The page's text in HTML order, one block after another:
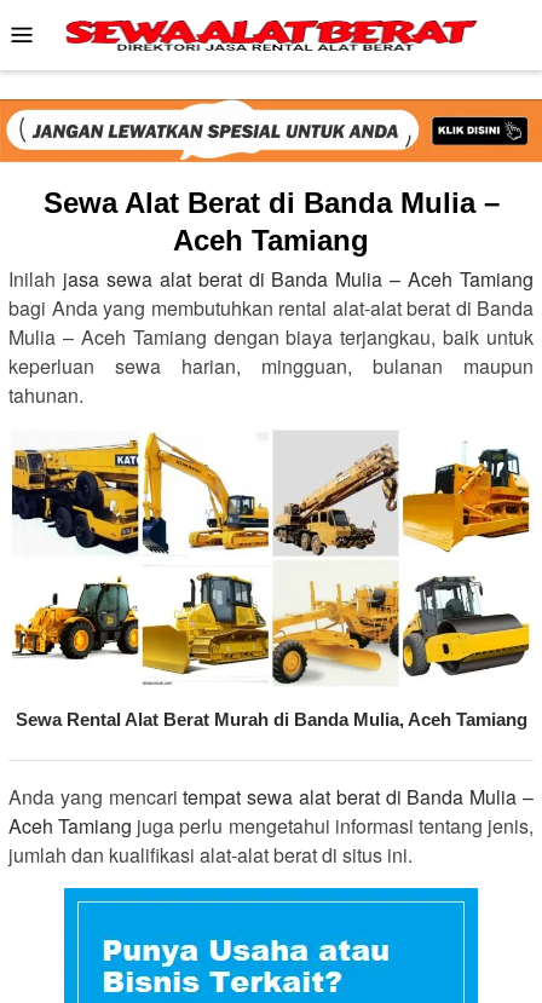
to
content
Mobile
Menu
Sewa Alat Berat di Banda Mulia –
Aceh Tamiang
Inilah jasa sewa alat berat di Banda Mulia – Aceh Tamiang
bagi Anda yang membutuhkan rental alat-alat berat di Banda
Mulia – Aceh Tamiang dengan biaya terjangkau, baik untuk
keperluan sewa harian, mingguan, bulanan maupun
tahunan.
Sewa Rental Alat Berat Murah di Banda Mulia, Aceh Tamiang
Anda yang mencaritempat sewa alat berat di Banda Mulia –
Aceh Tamiang juga perlu mengetahui informasi tentang jenis,
jumlah dan kualifikasi alat-alat berat di situs ini.